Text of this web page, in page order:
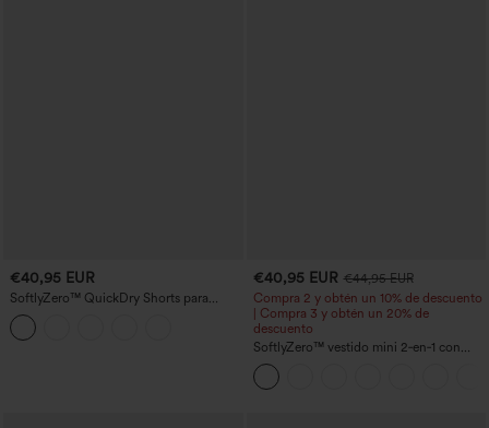
€40,95 EUR
SoftlyZero™ QuickDry Shorts para
correr 2 en 1 de 5'' con bolsillos — talle
alto, control de abdomen, puntos
reflectantes y dobladillo cruzado
€40,95 EUR €44,95 EUR
Compra 2 y obtén un 10% de descuento
| Compra 3 y obtén un 20% de
descuento
SoftlyZero™ vestido mini 2‑en‑1 con
escote en U aireado y bolsillos,
InstantCool, para baile y actividad —
facilísimo